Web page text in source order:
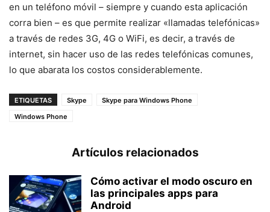
en un teléfono móvil – siempre y cuando esta aplicación
corra bien – es que permite realizar «llamadas telefónicas»
a través de redes 3G, 4G o WiFi, es decir, a través de
internet, sin hacer uso de las redes telefónicas comunes,
lo que abarata los costos considerablemente.
ETIQUETAS Skype
Skype para Windows Phone
Windows Phone
Artículos relacionados
Cómo activar el modo oscuro en
las principales apps para
Android